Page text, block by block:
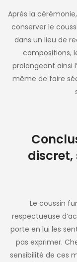
Après la
conserver le
dans un lieu de
compositions,
prolongeant ainsi
même de faire
discret,
Le coussin
respectueuse
porte en lui les
pas exprimer.
sensibilité de ces